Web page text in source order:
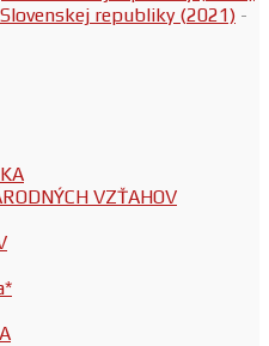
republiky (2021) -
VZŤAHOV